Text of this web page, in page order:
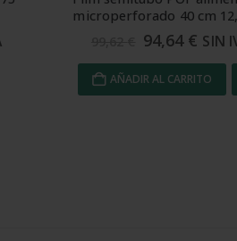
polipropileno
272,42€ SIN
AÑADIR AL CARRITO